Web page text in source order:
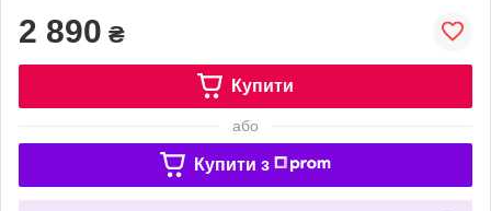
2 890 ₴
Купити
або
Купити з